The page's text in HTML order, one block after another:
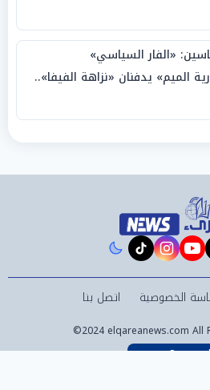
«الفار السياسي»
الميم» يدفنان «نزاهة الفيفا»..
youtube
instagram
tiktok
الخصوصية اتصل بنا
©2024 elqareanews.com All